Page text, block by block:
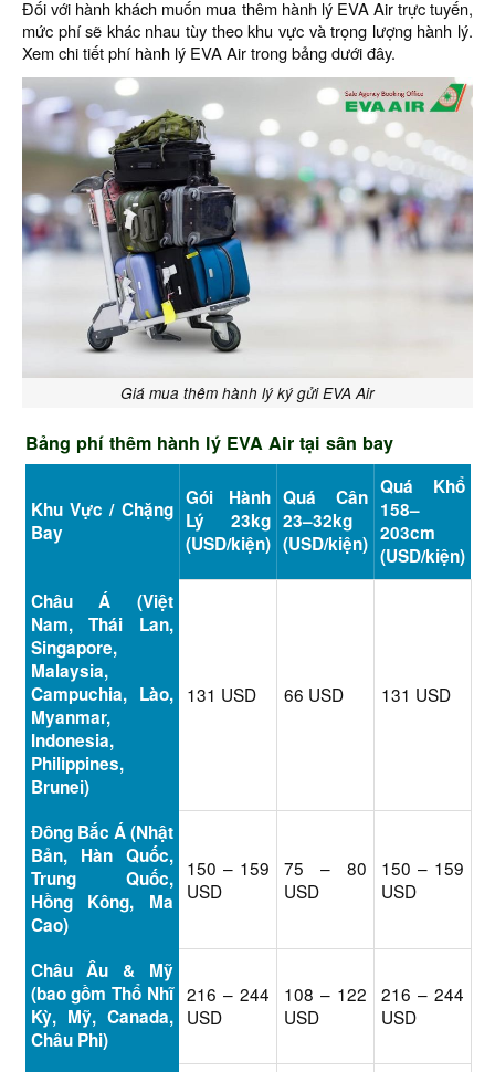
Đối với hành khách muốn mua thêm hành lý EVA Air trực tuyến,
mức phí sẽ khác nhau tùy theo khu vực và trọng lượng hành lý.
Xem chi tiết phí hành lý EVA Air trong bảng dưới đây.
Giá mua thêm hành lý ký gửi EVA Air
Bảng phí thêm hành lý EVA Air tại sân bay
Khu Vực / Chặng
Bay
Gói Hành
Lý 23kg
(USD/kiện)
Quá Cân
23–32kg
(USD/kiện)
Quá Khổ
158–
203cm
(USD/kiện)
Châu Á (Việt
Nam, Thái Lan,
Singapore,
Malaysia,
Campuchia, Lào,
Myanmar,
Indonesia,
Philippines,
Brunei)
131 USD 66 USD 131 USD
Đông Bắc Á (Nhật
Bản, Hàn Quốc,
Trung Quốc,
Hồng Kông, Ma
Cao)
150 – 159
USD
75 – 80
USD
150 – 159
USD
Châu Âu & Mỹ
(bao gồm Thổ Nhĩ
Kỳ, Mỹ, Canada,
Châu Phi)
216 – 244
USD
108 – 122
USD
216 – 244
USD